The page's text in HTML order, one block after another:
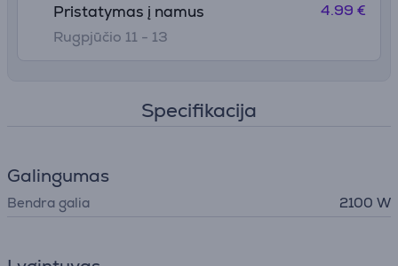
Pristatymas į namus
Rugpjūčio 11 - 13
4.99 €
Specifikacija
Galingumas
Bendra galia 2100 W